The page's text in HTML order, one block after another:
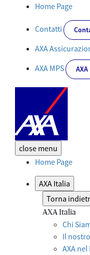
AXA Italia regala a tutti
Home Page
Contatti
AXA
AXA MPS AXA
close menu
Home Page
AXA Italia
Torna
AXA Italia
Chi
Il
AXA